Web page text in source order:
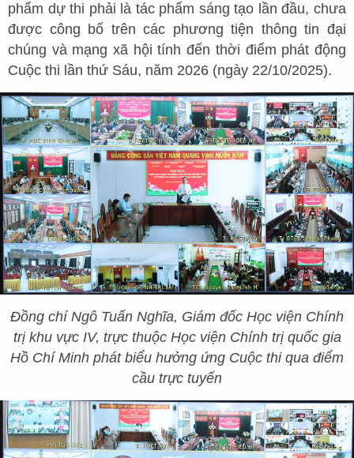
phẩm dự thi phải là tác phẩm sáng tạo lần đầu, chưa
được công bố trên các phương tiện thông tin đại
chúng và mạng xã hội tính đến thời điểm phát động
Cuộc thi lần thứ Sáu, năm 2026 (ngày 22/10/2025).
Đồng chí Ngô Tuấn Nghĩa, Giám đốc Học viện Chính
trị khu vực IV, trực thuộc Học viện Chính trị quốc gia
Hồ Chí Minh phát biểu hưởng ứng Cuộc thi qua điểm
cầu trực tuyến